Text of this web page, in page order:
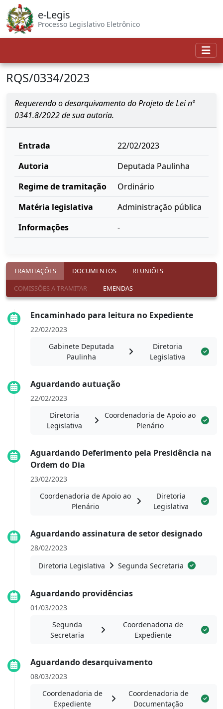
e-Legis
Processo Legislativo Eletrônico
RQS/0334/2023
Requerendo o desarquivamento do Projeto de Lei nº
0341.8/2022 de sua autoria.
Entrada
22/02/2023
Autoria
Deputada Paulinha
Regime de tramitação
Ordinário
Matéria legislativa
Administração pública
Informações
-
TRAMITAÇÕES DOCUMENTOS
REUNIÕES
COMISSÕES A TRAMITAR
EMENDAS
Encaminhado para leitura no Expediente
22/02/2023
Gabinete Deputada
Paulinha
Diretoria
Legislativa
Aguardando autuação
22/02/2023
Diretoria
Legislativa
Coordenadoria de Apoio ao
Plenário
Aguardando Deferimento pela Presidência na
Ordem do Dia
23/02/2023
Coordenadoria de Apoio ao
Plenário
Diretoria
Legislativa
Aguardando assinatura de setor designado
28/02/2023
Diretoria Legislativa
Segunda Secretaria
Aguardando providências
01/03/2023
Segunda
Secretaria
Coordenadoria de
Expediente
Aguardando desarquivamento
08/03/2023
Coordenadoria de
Expediente
Coordenadoria de
Documentação